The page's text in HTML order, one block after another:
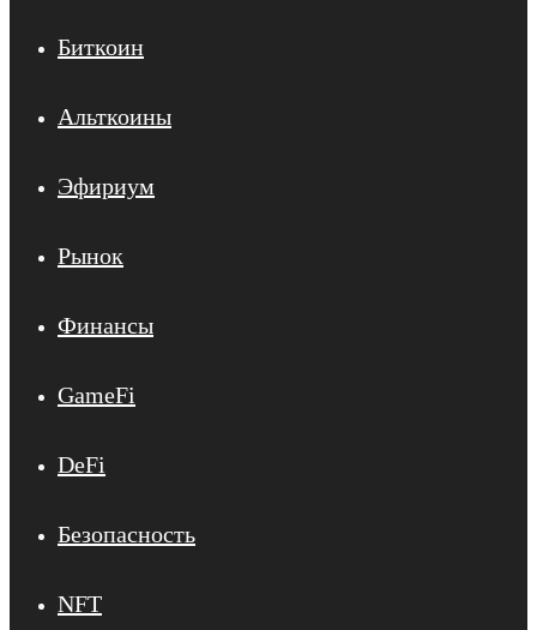
Биткоин
Альткоины
Эфириум
Рынок
Финансы
GameFi
DeFi
Безопасность
NFT